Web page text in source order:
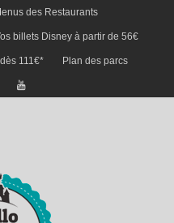
des Restaurants
billets Disney à partir de 56€
111€* Plan des parcs